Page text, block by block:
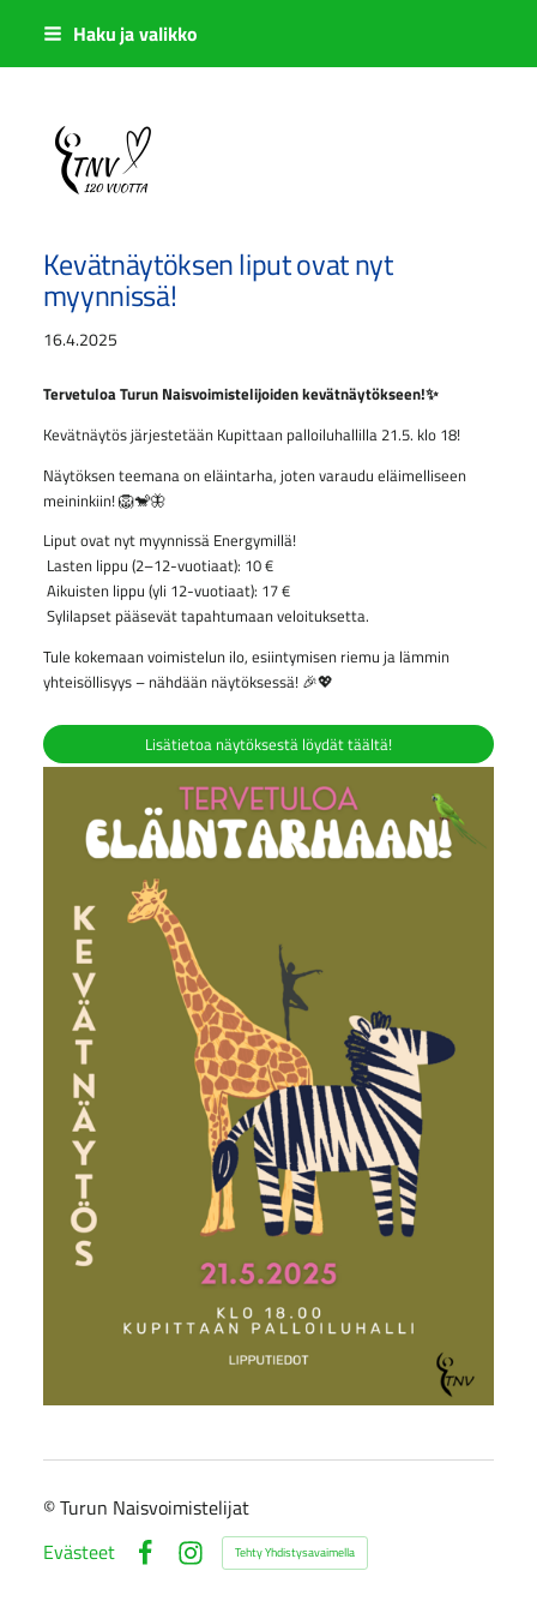
Siirry
sisältöön
Haku ja valikko
Sivuston etusivulle
Kevätnäytöksen liput ovat nyt
myynnissä!
16.4.2025
Tervetuloa Turun Naisvoimistelijoiden kevätnäytökseen!✨
Kevätnäytös järjestetään Kupittaan palloiluhallilla 21.5. klo 18!
Näytöksen teemana on eläintarha, joten varaudu eläimelliseen
meininkiin! 🦁🐒🦋
Liput ovat nyt myynnissä Energymillä!
Lasten lippu (2–12-vuotiaat): 10 €
Aikuisten lippu (yli 12-vuotiaat): 17 €
Sylilapset pääsevät tapahtumaan veloituksetta.
Tule kokemaan voimistelun ilo, esiintymisen riemu ja lämmin
yhteisöllisyys – nähdään näytöksessä! 🎉💖
Lisätietoa näytöksestä löydät täältä!
©Turun Naisvoimistelijat
Evästeet
FacebookInstagram
Tehty Yhdistysavaimella